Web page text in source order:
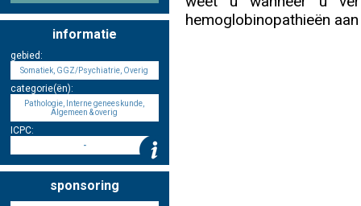
Registreren
informatie
gebied:
Somatiek, GGZ/Psychiatrie, Overig
categorie(ën):
Pathologie, Interne geneeskunde,
Algemeen & overig
ICPC:
-
sponsoring
hemoglobinopathieën